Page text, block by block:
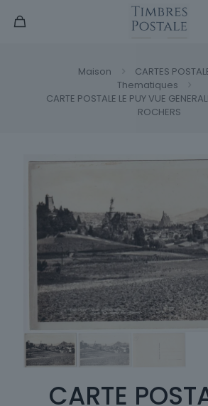
Maison
CARTES
Thematiques
CARTE POSTALE LE PUY VUE
ROCHERS
CARTE